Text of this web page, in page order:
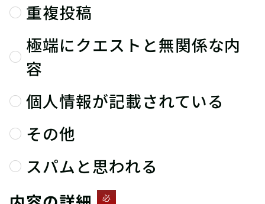
重複投稿
極端にクエストと無関係な内
容
個人情報が記載されている
その他
スパムと思われる
必